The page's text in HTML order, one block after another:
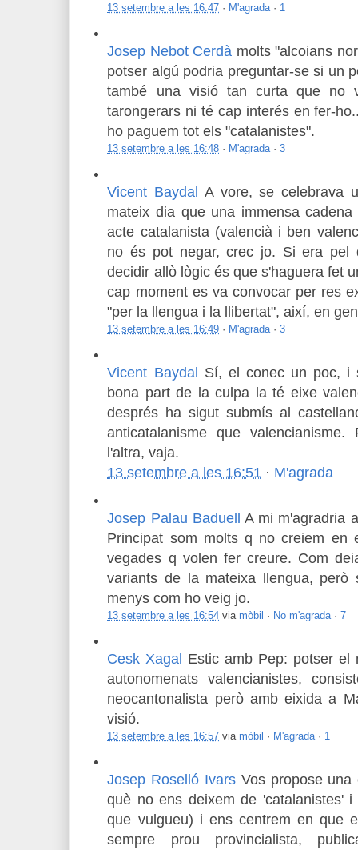
13 setembre a les 16:47 · M'agrada· 1
Josep Nebot Cerdà molts "alcoians
potser algú podria preguntar-se si un
també una visió tan curta que no
tarongerars ni té cap interés en fer-
ho paguem tot els "catalanistes".
13 setembre a les 16:48 · M'agrada·3
Vicent Baydal A vore, se celebrava
mateix dia que una immensa
acte catalanista (valencià i ben
no és pot negar, crec jo. Si era pel
decidir allò lògic és que s'haguera fet
cap moment es va convocar per res
"per la llengua i la llibertat", així, en
13 setembre a les 16:49 · M'agrada ·3
Vicent Baydal Sí, el conec un poc, i
bona part de la culpa la té eixe
després ha sigut submís al
anticatalanisme que
l'altra, vaja.
13 setembre a les 16:51 · M'agrada
Josep Palau Baduell
A mi m'agradria
Principat som molts q no creiem en
vegades q volen fer creure. Com
variants de la mateixa llengua, però
menys com ho veig jo.
13 setembre a les 16:54 via mòbil · No m'agrada·7
Cesk Xagal Estic amb Pep: potser el
autonomenats valencianistes,
neocantonalista però amb eixida a
visió.
13 setembre a les 16:57 via mòbil · M'agrada· 1
Josep Roselló Ivars Vos propose
què no ens deixem de 'catalanistes' i
que vulgueu) i ens centrem en que
sempre prou provincialista,